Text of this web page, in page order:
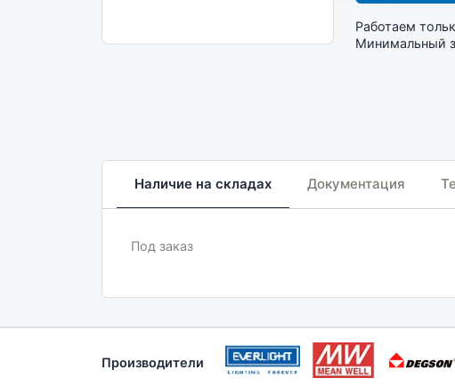
Работаем
Минимальный
Наличие на складах Документация
Под заказ
Производители